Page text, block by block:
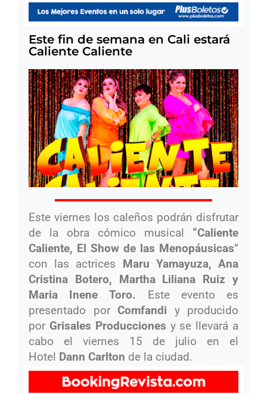
Este fin de semana en Cali estará
Caliente Caliente
Este viernes los caleños podrán disfrutar
de la obra cómico musical “Caliente
Caliente, El Show de las Menopáusicas”
con las actrices Maru Yamayuza, Ana
Cristina Botero, Martha Liliana Ruiz y
Maria Inene Toro.
Este evento es
presentado por Comfandi y producido
por Grisales Producciones y se llevará a
cabo el viernes 15 de julio en el
Hotel Dann Carlton de la ciudad.